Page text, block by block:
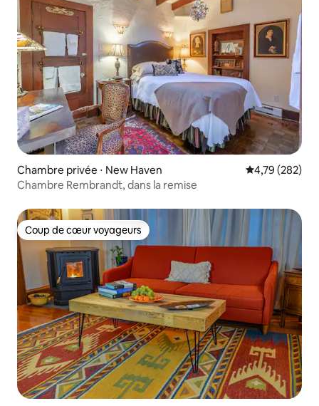
Chambre privée ⋅ New Haven Évaluation
4,79 (282)
Chambre Rembrandt, dans la remise
Coup de cœur voyageurs
Coup de cœur voyageurs